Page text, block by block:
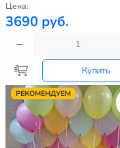
Цена:
3690 руб.
Купить
РЕКОМЕНДУЕМ